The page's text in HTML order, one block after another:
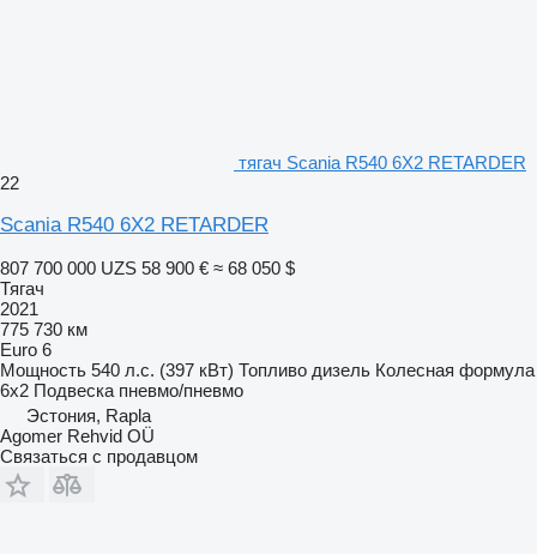
тягач Scania R540 6X2 RETARDER
22
Scania R540 6X2 RETARDER
807 700 000 UZS 58 900 € ≈ 68 050 $
Тягач
2021
775 730 км
Euro 6
Мощность 540 л.с. (397 кВт) Топливо дизель Колесная формула
6x2 Подвеска пневмо/пневмо
Эстония, Rapla
Agomer Rehvid OÜ
Связаться с продавцом